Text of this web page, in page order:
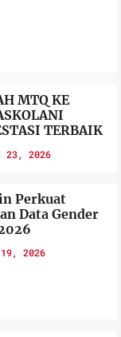
MTQ KE
TERBAIK
23, 2026
Perkuat
Data Gender
2026